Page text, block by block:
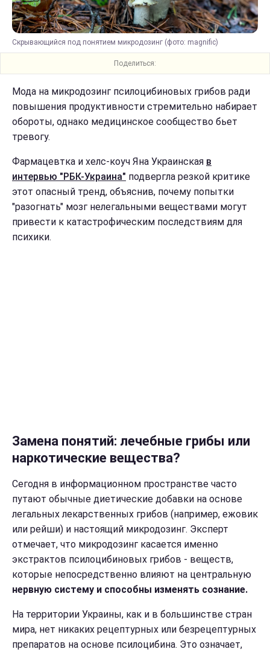
Скрывающийся под понятием микродозинг (фото: magnific)
Поделиться:
Мода на микродозинг псилоцибиновых грибов ради
повышения продуктивности стремительно набирает
обороты, однако медицинское сообщество бьет
тревогу.
Фармацевтка и хелс-коуч Яна Украинская в
интервью "РБК-Украина" подвергла резкой критике
этот опасный тренд, объяснив, почему попытки
"разогнать" мозг нелегальными веществами могут
привести к катастрофическим последствиям для
психики.
Замена понятий: лечебные грибы или
наркотические вещества?
Сегодня в информационном пространстве часто
путают обычные диетические добавки на основе
легальных лекарственных грибов (например, ежовик
или рейши) и настоящий микродозинг. Эксперт
отмечает, что микродозинг касается именно
экстрактов псилоцибиновых грибов - веществ,
которые непосредственно влияют на центральную
нервную систему и способны изменять сознание.
На территории Украины, как и в большинстве стран
мира, нет никаких рецептурных или безрецептурных
препаратов на основе псилоцибина. Это означает,